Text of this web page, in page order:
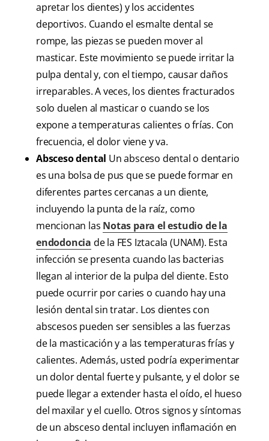
apretar los dientes) y los accidentes
deportivos. Cuando el esmalte dental se
rompe, las piezas se pueden mover al
masticar. Este movimiento se puede irritar la
pulpa dental y, con el tiempo, causar daños
irreparables. A veces, los dientes fracturados
solo duelen al masticar o cuando se los
expone a temperaturas calientes o frías. Con
frecuencia, el dolor viene y va.
Absceso dental Un absceso dental o dentario
es una bolsa de pus que se puede formar en
diferentes partes cercanas a un diente,
incluyendo la punta de la raíz, como
mencionan las Notas para el estudio de la
endodoncia de la FES Iztacala (UNAM). Esta
infección se presenta cuando las bacterias
llegan al interior de la pulpa del diente. Esto
puede ocurrir por caries o cuando hay una
lesión dental sin tratar. Los dientes con
abscesos pueden ser sensibles a las fuerzas
de la masticación y a las temperaturas frías y
calientes. Además, usted podría experimentar
un dolor dental fuerte y pulsante, y el dolor se
puede llegar a extender hasta el oído, el hueso
del maxilar y el cuello. Otros signos y síntomas
de un absceso dental incluyen inflamación en